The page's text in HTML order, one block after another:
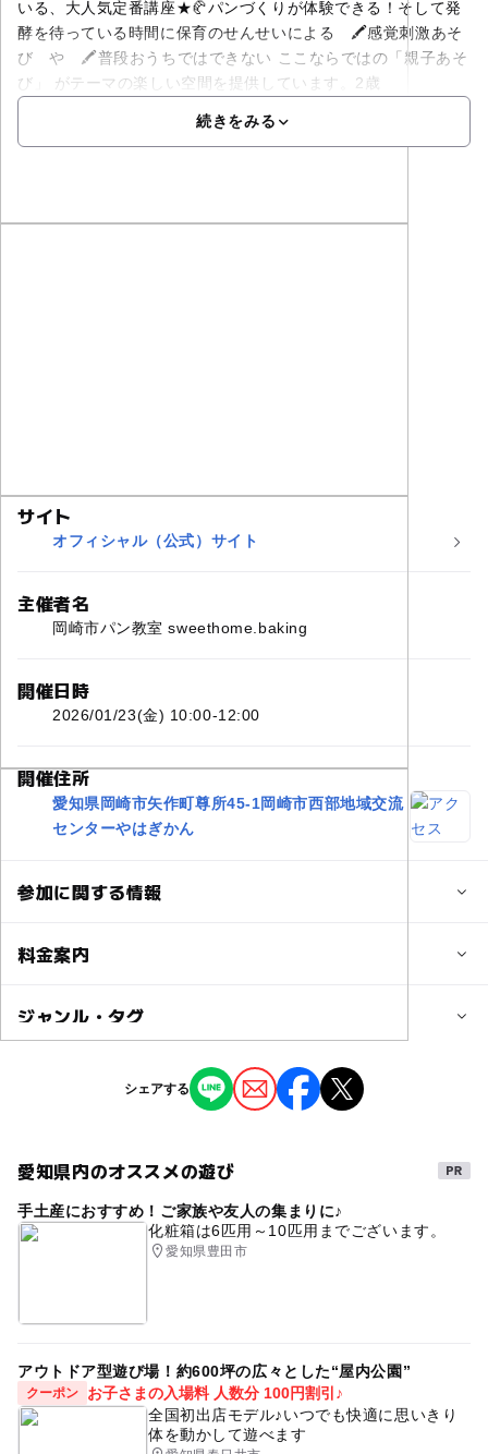
いる、大人気定番講座★🥐パンづくりが体験できる！そして発
酵を待っている時間に保育のせんせいによる 🖍️感覚刺激あそ
び や 🖍️普段おうちではできない ここならではの「親子あそ
び」 がテーマの楽しい空間を提供しています。2歳
続きをみる
サイト
オフィシャル（公式）サイト
主催者名
岡崎市パン教室 sweethome.baking
開催日時
2026/01/23(金) 10:00-12:00
開催住所
愛知県岡崎市矢作町尊所45-1岡崎市西部地域交流
センターやはぎかん
参加に関する情報
対象年齢
予約はこちらから
料金案内
子供の料金
3,020円
子供の料金詳細
頂戴しております。
（製作とパンの追加）
ジャンル・タグ
ものづくり・学び体験 ミニイベント
タグ
親子クッキング パンづくり パンの成形
夏や冬に室内なのでお勧め
岡崎イベント
料理体験 パンづくり体験 こども体験イベント
育児ライフ 体験型イベント 米粉パン
シェアする
愛知県内のオススメの遊び
手土産におすすめ！ご家族や友人の集まりに♪
化粧箱は6匹用～10匹用までございます。
愛知県豊田市
アウトドア型遊び場！約600坪の広々とした“屋内公園”
クーポン
お子さまの入場料 人数分 100円割引♪
全国初出店モデル♪いつでも快適に思いきり
体を動かして遊べます